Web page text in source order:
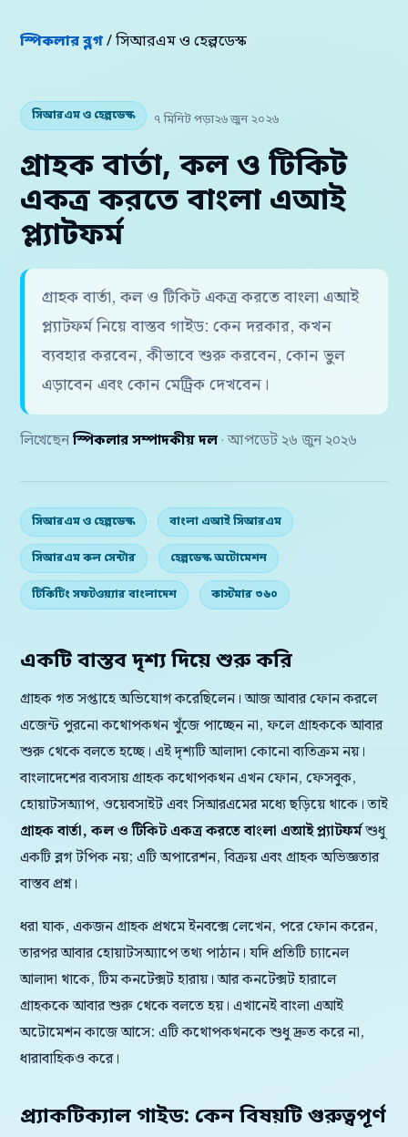
স্পিকলার ব্লগ/ সিআরএম ও হেল্পডেস্ক
সিআরএম ও হেল্পডেস্ক ৭ মিনিট পড়া২৬ জুন ২০২৬
গ্রাহক বার্তা, কল ও টিকিট
একত্র করতে বাংলা এআই
প্ল্যাটফর্ম
গ্রাহক বার্তা, কল ও টিকিট একত্র করতে বাংলা এআই
প্ল্যাটফর্ম নিয়ে বাস্তব গাইড: কেন দরকার, কখন
ব্যবহার করবেন, কীভাবে শুরু করবেন, কোন ভুল
এড়াবেন এবং কোন মেট্রিক দেখবেন।
লিখেছেন স্পিকলার সম্পাদকীয় দল · আপডেট ২৬ জুন ২০২৬
সিআরএম ও হেল্পডেস্ক বাংলা এআই সিআরএম
সিআরএম কল সেন্টার হেল্পডেস্ক অটোমেশন
টিকিটিং সফটওয়্যার বাংলাদেশ কাস্টমার ৩৬০
একটি বাস্তব দৃশ্য দিয়ে শুরু করি
গ্রাহক গত সপ্তাহে অভিযোগ করেছিলেন। আজ আবার ফোন করলে
এজেন্ট পুরনো কথোপকথন খুঁজে পাচ্ছেন না, ফলে গ্রাহককে আবার
শুরু থেকে বলতে হচ্ছে। এই দৃশ্যটি আলাদা কোনো ব্যতিক্রম নয়।
বাংলাদেশের ব্যবসায় গ্রাহক কথোপকথন এখন ফোন, ফেসবুক,
হোয়াটসঅ্যাপ, ওয়েবসাইট এবং সিআরএমের মধ্যে ছড়িয়ে থাকে। তাই
গ্রাহক বার্তা, কল ও টিকিট একত্র করতে বাংলা এআই প্ল্যাটফর্মশুধু
একটি ব্লগ টপিক নয়; এটি অপারেশন, বিক্রয় এবং গ্রাহক অভিজ্ঞতার
বাস্তব প্রশ্ন।
ধরা যাক, একজন গ্রাহক প্রথমে ইনবক্সে লেখেন, পরে ফোন করেন,
তারপর আবার হোয়াটসঅ্যাপে তথ্য পাঠান। যদি প্রতিটি চ্যানেল
আলাদা থাকে, টিম কনটেক্সট হারায়। আর কনটেক্সট হারালে
গ্রাহককে আবার শুরু থেকে বলতে হয়। এখানেই বাংলা এআই
অটোমেশন কাজে আসে: এটি কথোপকথনকে শুধু দ্রুত করে না,
ধারাবাহিকও করে।
প্র্যাকটিক্যাল গাইড: কেন বিষয়টি গুরুত্বপূর্ণ